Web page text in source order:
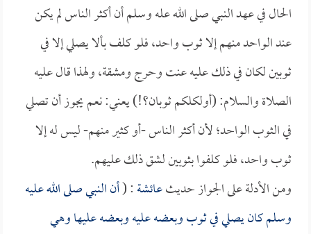
الحال في عهد النبي صلى الله عله وسلم أن أكثر الناس لم يكن
عند الواحد منهم إلا ثوب واحد، فلو كلف بألا يصلي إلا في
ثوبين لكان في ذلك عليه عنت وحرج ومشقة، ولهذا قال عليه
الصلاة والسلام: (أولكلكم ثوبان؟!) يعني: نعم يجوز أن تصلي
في الثوب الواحد؛ لأن أكثر الناس -أو كثير منهم- ليس له إلا
ثوب واحد، فلو كلفوا بثوبين لشق ذلك عليهم.
ومن الأدلة على الجواز حديثعائشة: (أن النبي صلى الله عليه
وسلم كان يصلي في ثوب وبعضه عليه وبعضه عليها وهي